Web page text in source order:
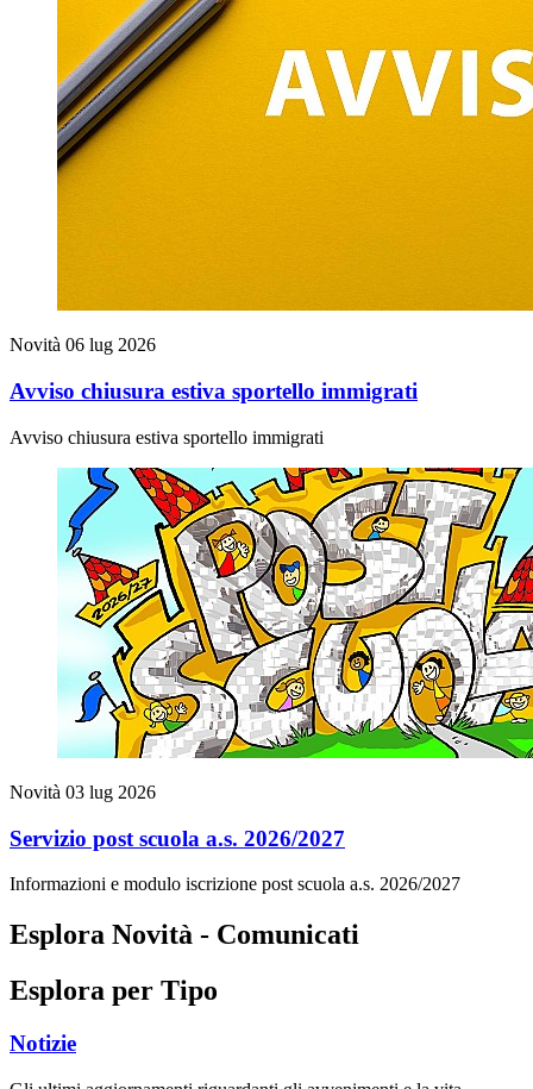
Novità 06 lug 2026
Avviso chiusura estiva sportello immigrati
Avviso chiusura estiva sportello immigrati
Novità 03 lug 2026
Servizio post scuola a.s. 2026/2027
Informazioni e modulo iscrizione post scuola a.s. 2026/2027
Esplora Novità - Comunicati
Esplora per Tipo
Notizie